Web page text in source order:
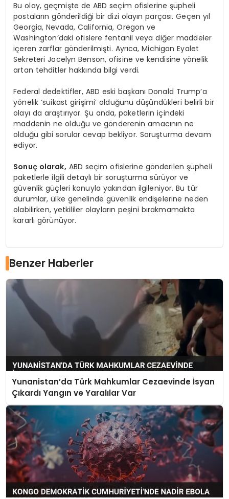
Bu olay, geçmişte de ABD seçim ofislerine şüpheli
postaların gönderildiği bir dizi olayın parçası. Geçen yıl
Georgia, Nevada, California, Oregon ve
Washington’daki ofislere fentanil veya diğer maddeler
içeren zarflar gönderilmişti. Ayrıca, Michigan Eyalet
Sekreteri Jocelyn Benson, ofisine ve kendisine yönelik
artan tehditler hakkında bilgi verdi.
Federal dedektifler, ABD eski başkanı Donald Trump’a
yönelik ‘suikast girişimi’ olduğunu düşündükleri belirli bir
olayı da araştırıyor. Şu anda, paketlerin içindeki
maddenin ne olduğu ve gönderenin amacının ne
olduğu gibi sorular cevap bekliyor. Soruşturma devam
ediyor.
Sonuç olarak, ABD seçim ofislerine gönderilen şüpheli
paketlerle ilgili detaylı bir soruşturma sürüyor ve
güvenlik güçleri konuyla yakından ilgileniyor. Bu tür
durumlar, ülke genelinde güvenlik endişelerine neden
olabilirken, yetkililer olayların peşini bırakmamakta
kararlı görünüyor.
Benzer Haberler
Yunanistan’da Türk Mahkumlar Cezaevinde İsyan
Çıkardı Yangın ve Yaralılar Var